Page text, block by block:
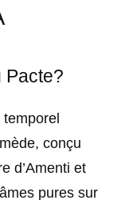
Pacte?
temporel
conçu
d’Amenti et
pures sur